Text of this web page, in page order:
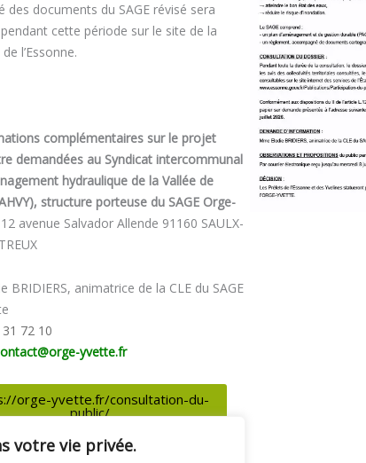
votre vie privée.
des documents du SAGE révisé sera
cette période sur le site de la
l’Essonne.
complémentaires sur le projet
demandées au Syndicat intercommunal
hydraulique de la Vallée de
structure porteuse du SAGE Orge-
avenue Salvador Allende 91160 SAULX-
BRIDIERS, animatrice de la CLE du SAGE
72 10
yvette.fr
orge-yvette.fr/consultation-du-
public/